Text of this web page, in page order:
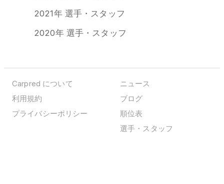
2021年 選手・スタッフ
2020年 選手・スタッフ
Carpred について
利用規約
プライバシーポリシー
ニュース
ブログ
順位表
選手・スタッフ